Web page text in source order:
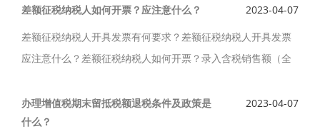
税率征收是多少？
差额征税纳税人如何开票？应注意什么？
2023-04-07
差额征税纳税人开具发票有何要求？差额征税纳税人开具发票
应注意什么？差额征税纳税人如何开票？录入含税销售额（全
额，备注栏自动打印“差额征税”字样。
办理增值税期末留抵税额退税条件及政策是
什么？
2023-04-07